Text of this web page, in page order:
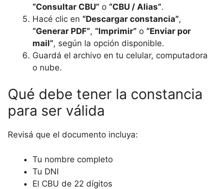
“Consultar CBU” o “CBU / Alias”.
Hacé clic en “Descargar constancia”,
“Generar PDF”, “Imprimir” o “Enviar por
mail”, según la opción disponible.
Guardá el archivo en tu celular, computadora
o nube.
Qué debe tener la constancia
para ser válida
Revisá que el documento incluya:
Tu nombre completo
Tu DNI
El CBU de 22 dígitos